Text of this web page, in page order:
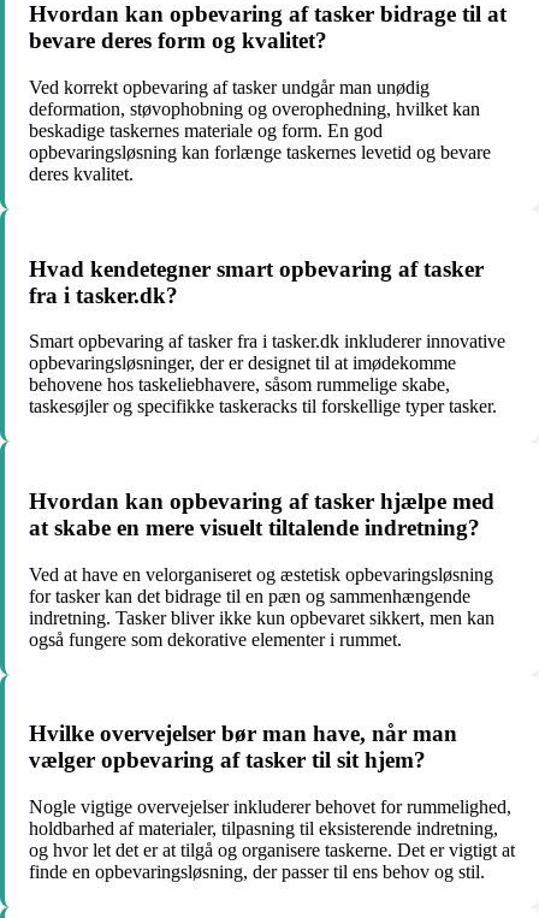
Hvordan kan opbevaring af tasker bidrage til at
bevare deres form og kvalitet?
Ved korrekt opbevaring af tasker undgår man unødig
deformation, støvophobning og overophedning, hvilket kan
beskadige taskernes materiale og form. En god
opbevaringsløsning kan forlænge taskernes levetid og bevare
deres kvalitet.
Hvad kendetegner smart opbevaring af tasker
fra i tasker.dk?
Smart opbevaring af tasker fra i tasker.dk inkluderer innovative
opbevaringsløsninger, der er designet til at imødekomme
behovene hos taskeliebhavere, såsom rummelige skabe,
taskesøjler og specifikke taskeracks til forskellige typer tasker.
Hvordan kan opbevaring af tasker hjælpe med
at skabe en mere visuelt tiltalende indretning?
Ved at have en velorganiseret og æstetisk opbevaringsløsning
for tasker kan det bidrage til en pæn og sammenhængende
indretning. Tasker bliver ikke kun opbevaret sikkert, men kan
også fungere som dekorative elementer i rummet.
Hvilke overvejelser bør man have, når man
vælger opbevaring af tasker til sit hjem?
Nogle vigtige overvejelser inkluderer behovet for rummelighed,
holdbarhed af materialer, tilpasning til eksisterende indretning,
og hvor let det er at tilgå og organisere taskerne. Det er vigtigt at
finde en opbevaringsløsning, der passer til ens behov og stil.